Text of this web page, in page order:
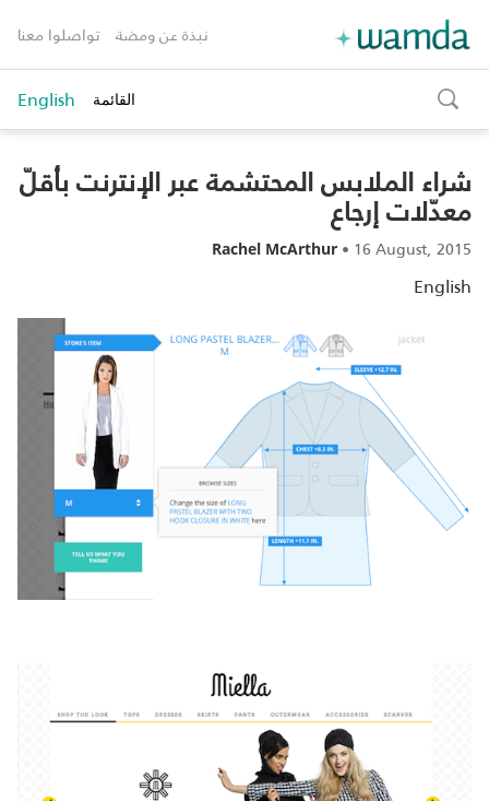
نبذة عن ومضة تواصلوا معنا
toggle
search
القائمة English
شراء الملابس المحتشمة عبر الإنترنت بأقلّ
معدّلات إرجاع
Rachel McArthur • 16 August, 2015
English